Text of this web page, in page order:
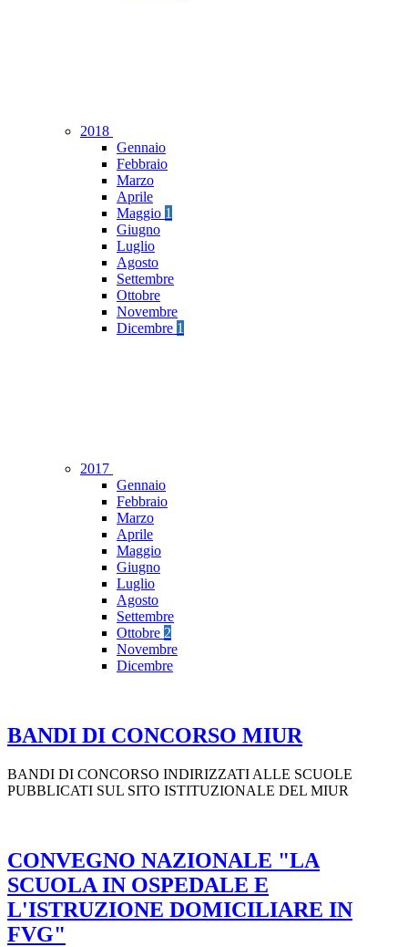
2018
Gennaio
Febbraio
Marzo
Aprile
Maggio 1
Giugno
Luglio
Agosto
Settembre
Ottobre
Novembre
Dicembre 1
2017
Gennaio
Febbraio
Marzo
Aprile
Maggio
Giugno
Luglio
Agosto
Settembre
Ottobre 2
Novembre
Dicembre
BANDI DI CONCORSO MIUR
BANDI DI CONCORSO INDIRIZZATI ALLE SCUOLE
PUBBLICATI SUL SITO ISTITUZIONALE DEL MIUR
CONVEGNO NAZIONALE "LA
SCUOLA IN OSPEDALE E
L'ISTRUZIONE DOMICILIARE IN
FVG"